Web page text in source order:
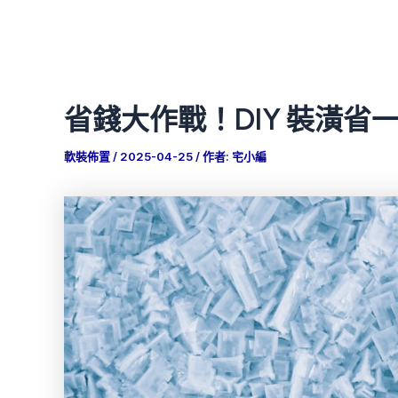
省錢大作戰！DIY 裝潢省
軟裝佈置/ 2025-04-25/ 作者: 宅小編